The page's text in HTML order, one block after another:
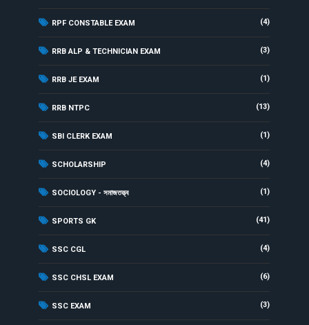
RPF CONSTABLE EXAM (4)
RRB ALP & TECHNICIAN EXAM (3)
RRB JE EXAM (1)
RRB NTPC (13)
SBI CLERK EXAM (1)
SCHOLARSHIP (4)
SOCIOLOGY - সমাজতত্ত্ব (1)
SPORTS GK (41)
SSC CGL (4)
SSC CHSL EXAM (6)
SSC EXAM (3)